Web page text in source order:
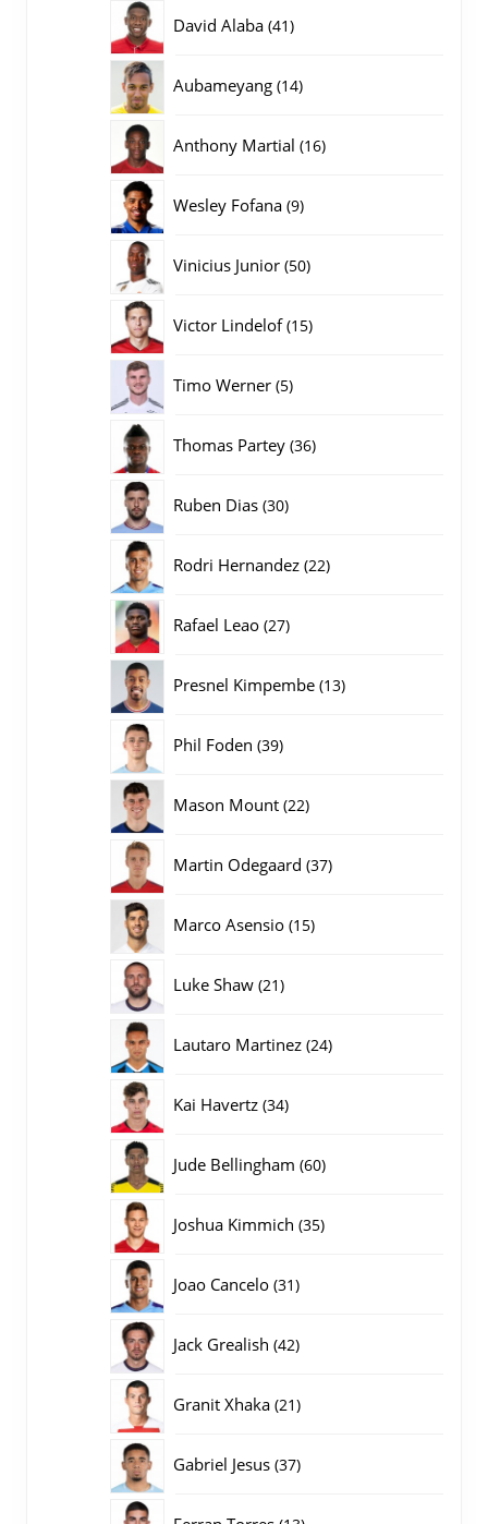
David Alaba 4141
Aubameyang 1414
Anthony Martial 1616
Wesley Fofana 99
Vinicius Junior 5050
Victor Lindelof 1515
Timo Werner 55
Thomas Partey 3636
Ruben Dias 3030
Rodri Hernandez 2222
Rafael Leao 2727
Presnel Kimpembe 1313
Phil Foden 3939
Mason Mount 2222
Martin Odegaard 3737
Marco Asensio 1515
Luke Shaw 2121
Lautaro Martinez 2424
Kai Havertz 3434
Jude Bellingham 6060
Joshua Kimmich 3535
Joao Cancelo 3131
Jack Grealish 4242
Granit Xhaka 2121
Gabriel Jesus 3737